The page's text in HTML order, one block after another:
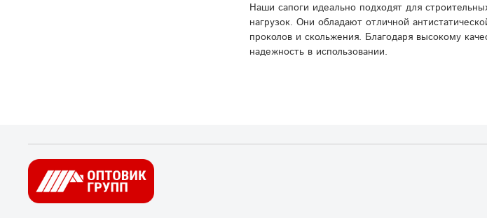
Наши сапоги идеально подходят для
нагрузок. Они обладают отличной
проколов и скольжения. Благодаря высокому
надежность в использовании.